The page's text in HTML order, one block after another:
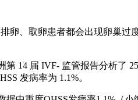
卵、取卵患者都会出现卵巢过
第 14 届 IVF- 监管报告分析了
发病率为 1.1%。